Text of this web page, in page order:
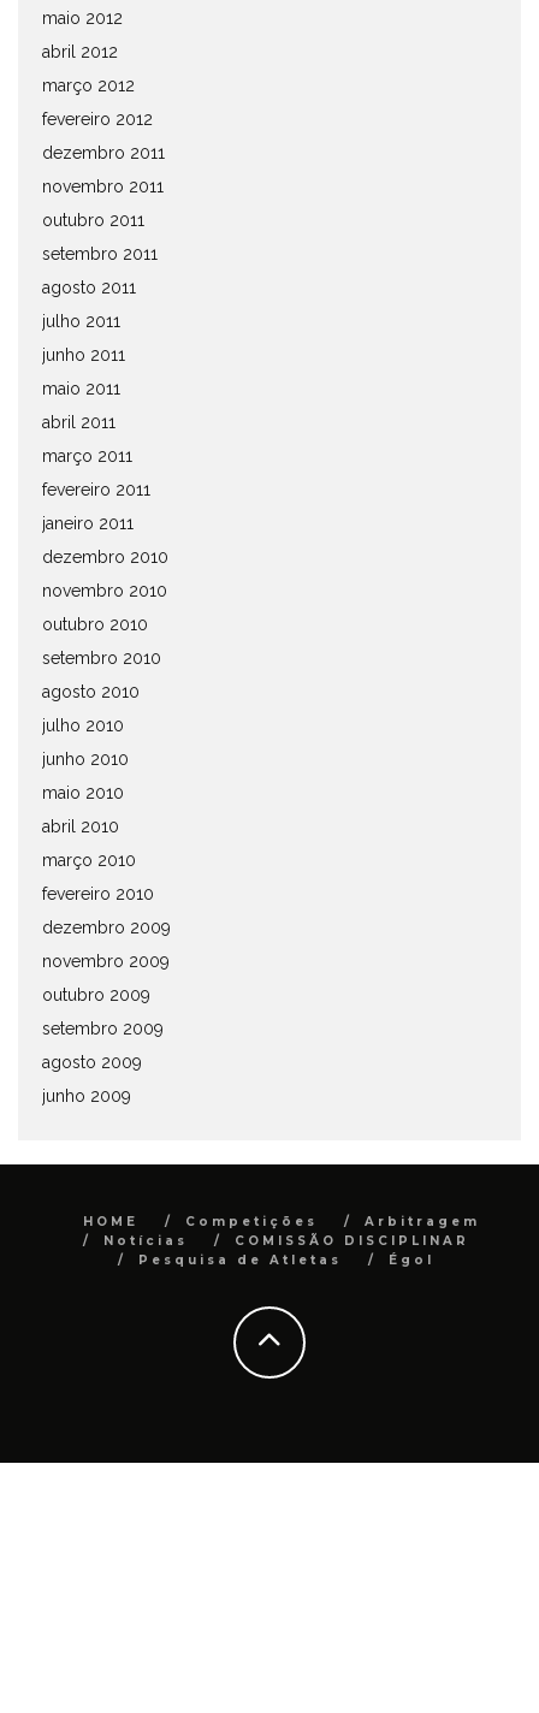
maio 2012
abril 2012
março 2012
fevereiro 2012
dezembro 2011
novembro 2011
outubro 2011
setembro 2011
agosto 2011
julho 2011
junho 2011
maio 2011
abril 2011
março 2011
fevereiro 2011
janeiro 2011
dezembro 2010
novembro 2010
outubro 2010
setembro 2010
agosto 2010
julho 2010
junho 2010
maio 2010
abril 2010
março 2010
fevereiro 2010
dezembro 2009
novembro 2009
outubro 2009
setembro 2009
agosto 2009
junho 2009
HOME Competições
Arbitragem
Notícias
COMISSÃO DISCIPLINAR
Pesquisa de Atletas
Égol